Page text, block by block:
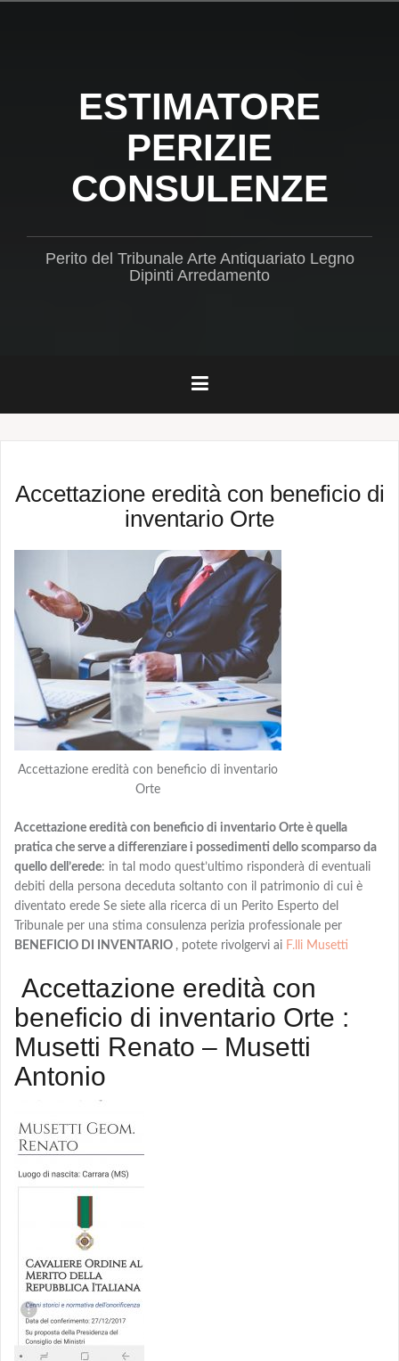
ESTIMATORE
PERIZIE
CONSULENZE
Perito del Tribunale Arte Antiquariato Legno
Dipinti Arredamento
Accettazione eredità con beneficio di
inventario Orte
Accettazione eredità con beneficio di inventario
Orte
Accettazione eredità con beneficio di inventario Orte è quella
pratica che serve a differenziare i possedimenti dello scomparso da
quello dell’erede: in tal modo quest’ultimo risponderà di eventuali
debiti della persona deceduta soltanto con il patrimonio di cui è
diventato erede Se siete alla ricerca di un Perito Esperto del
Tribunale per una stima consulenza perizia professionale per
BENEFICIO DI INVENTARIO , potete rivolgervi ai F.lli Musetti
Accettazione eredità con
beneficio di inventario Orte :
Musetti Renato – Musetti
Antonio